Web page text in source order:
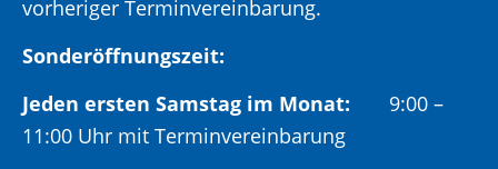
vorheriger Terminvereinbarung.
Sonderöffnungszeit:
Jeden ersten Samstag im Monat: 9:00 –
11:00 Uhr mit Terminvereinbarung